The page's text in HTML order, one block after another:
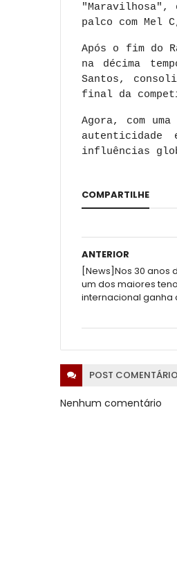
"Maravilhosa",
palco com Mel
Após o fim do
na décima
Santos,
final da
Agora, com
autenticidade
influências
COMPARTILHE
ANTERIOR
[News]Nos 30 anos
um dos maiores
internacional ganha
POST COMENTÁRIO
Nenhum comentário